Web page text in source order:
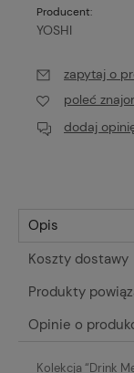
Producent:
YOSHI
zapytaj o
poleć
dodaj
Opis
Koszty dostawy
Cena nie
Produkty
Opinie o
Kolekcja “Drink